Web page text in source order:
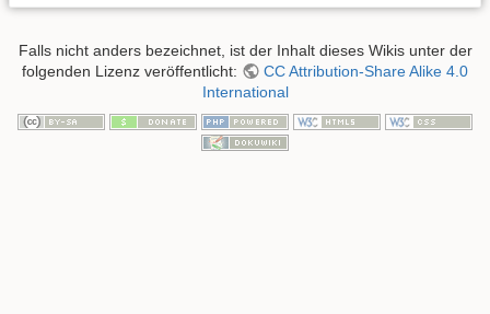
Falls nicht anders bezeichnet, ist der Inhalt dieses Wikis unter der
folgenden Lizenz veröffentlicht:
CC Attribution-Share Alike 4.0
International